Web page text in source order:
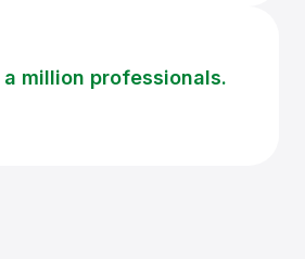
a million professionals.